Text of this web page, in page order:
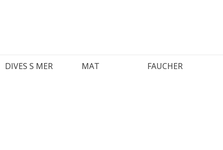
DIVES S MER MAT FAUCHER